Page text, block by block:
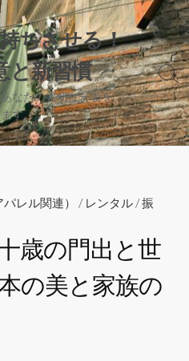
ちさせる！
と新習慣
なたの大切な一着を
す。
検
索
切
り
替
レル関連） / レンタル /振
歳の門出と世
の美と家族の